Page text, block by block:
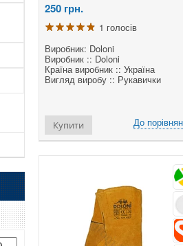
250 грн.
1 голосів
Виробник: Doloni
Виробник :: Doloni
Країна виробник :: Україна
Вигляд виробу :: Рукавички
До
Купити